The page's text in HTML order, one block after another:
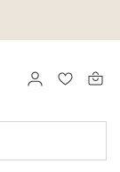
LOGG INN